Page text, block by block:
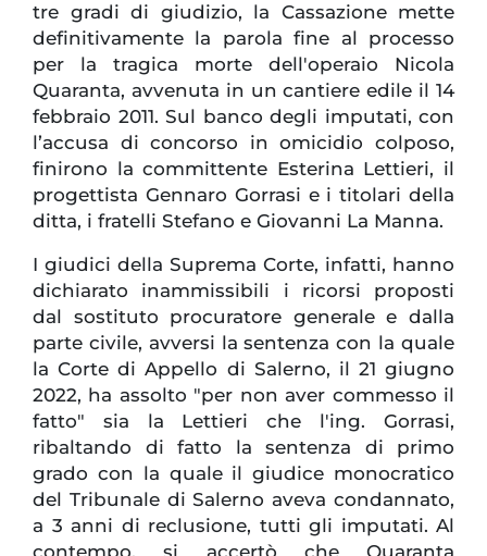
tre gradi di giudizio, la Cassazione mette
definitivamente la parola fine al processo
per la tragica morte dell'operaio Nicola
Quaranta, avvenuta in un cantiere edile il 14
febbraio 2011. Sul banco degli imputati, con
l’accusa di concorso in omicidio colposo,
finirono la committente Esterina Lettieri, il
progettista Gennaro Gorrasi e i titolari della
ditta, i fratelli Stefano e Giovanni La Manna.
I giudici della Suprema Corte, infatti, hanno
dichiarato inammissibili i ricorsi proposti
dal sostituto procuratore generale e dalla
parte civile, avversi la sentenza con la quale
la Corte di Appello di Salerno, il 21 giugno
2022, ha assolto "per non aver commesso il
fatto" sia la Lettieri che l'ing. Gorrasi,
ribaltando di fatto la sentenza di primo
grado con la quale il giudice monocratico
del Tribunale di Salerno aveva condannato,
a 3 anni di reclusione, tutti gli imputati. Al